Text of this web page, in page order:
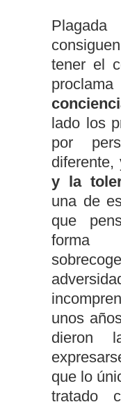
tener el
proclama
lado los
por
diferente,
y la
una de
que
unos
dieron
que lo
tratado